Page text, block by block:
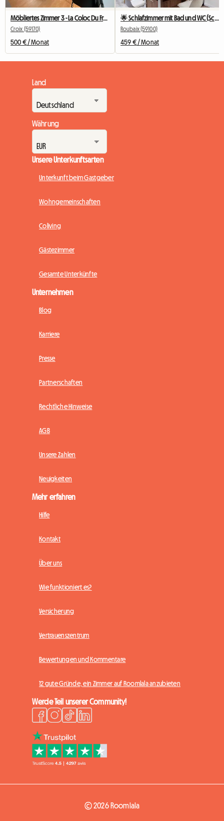
Möbliertes Zimmer 3 - La Coloc Du Fresnoy
Croix (59170)
500 € / Monat
Roubaix (59100)
459 € / Monat
Land
Währung
Unsere Unterkunftsarten
Unterkunft beim Gastgeber
Wohngemeinschaften
Coliving
Gästezimmer
Gesamte Unterkünfte
Unternehmen
Blog
Karriere
Presse
Partnerschaften
Rechtliche Hinweise
AGB
Unsere Zahlen
Neuigkeiten
Mehr erfahren
Hilfe
Kontakt
Über uns
Wie funktioniert es?
Versicherung
Vertrauenszentrum
Bewertungen und Kommentare
12 gute Gründe, ein Zimmer auf Roomlala anzubieten
Werde Teil unserer Community!
© 2026 Roomlala